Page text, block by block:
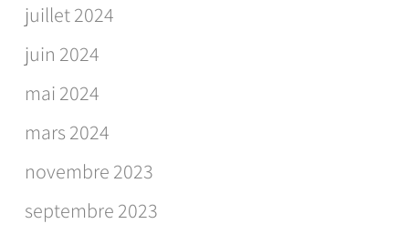
juillet 2024
juin 2024
mai 2024
mars 2024
novembre 2023
septembre 2023